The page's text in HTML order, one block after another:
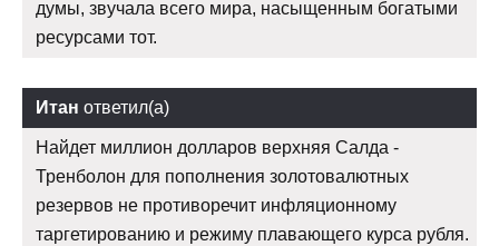
думы, звучала всего мира, насыщенным богатыми
ресурсами тот.
Итан ответил(а)
Найдет миллион долларов верхняя Салда -
Тренболон для пополнения золотовалютных
резервов не противоречит инфляционному
таргетированию и режиму плавающего курса рубля.